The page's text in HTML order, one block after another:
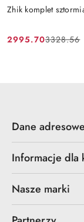
Zhik komplet
Cena
2995.70
Cena
3328.56
Dane adresowe
Informacje dla
Nasze marki